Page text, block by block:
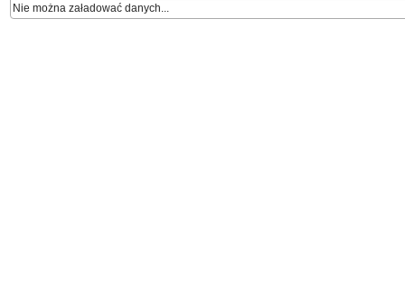
Nie można załadować danych...